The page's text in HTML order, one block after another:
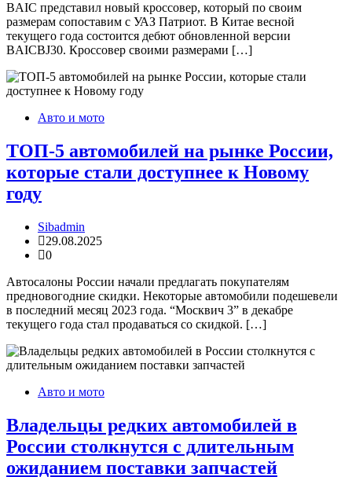
BAIC представил новый кроссовер, который по своим
размерам сопоставим с УАЗ Патриот. В Китае весной
текущего года состоится дебют обновленной версии
BAICBJ30. Кроссовер своими размерами […]
Авто и мото
ТОП-5 автомобилей на рынке России,
которые стали доступнее к Новому
году
Sibadmin
29.08.2025
0
Автосалоны России начали предлагать покупателям
предновогодние скидки. Некоторые автомобили подешевели
в последний месяц 2023 года. “Москвич 3” в декабре
текущего года стал продаваться со скидкой. […]
Авто и мото
Владельцы редких автомобилей в
России столкнутся с длительным
ожиданием поставки запчастей